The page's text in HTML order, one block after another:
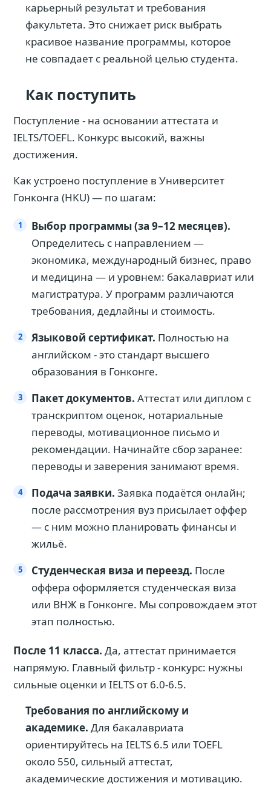
карьерный результат и требования
факультета. Это снижает риск выбрать
красивое название программы, которое
не совпадает с реальной целью студента.
Как поступить
Поступление - на основании аттестата и
IELTS/TOEFL. Конкурс высокий, важны
достижения.
Как устроено поступление в Университет
Гонконга (HKU) — по шагам:
Выбор программы (за 9–12 месяцев).
Определитесь с направлением —
экономика, международный бизнес, право
и медицина — и уровнем: бакалавриат или
магистратура. У программ различаются
требования, дедлайны и стоимость.
Языковой сертификат. Полностью на
английском - это стандарт высшего
образования в Гонконге.
Пакет документов. Аттестат или диплом с
транскриптом оценок, нотариальные
переводы, мотивационное письмо и
рекомендации. Начинайте сбор заранее:
переводы и заверения занимают время.
Подача заявки. Заявка подаётся онлайн;
после рассмотрения вуз присылает оффер
— с ним можно планировать финансы и
жильё.
Студенческая виза и переезд. После
оффера оформляется студенческая виза
или ВНЖ в Гонконге. Мы сопровождаем этот
этап полностью.
После 11 класса. Да, аттестат принимается
напрямую. Главный фильтр - конкурс: нужны
сильные оценки и IELTS от 6.0-6.5.
Требования по английскому и
академике. Для бакалавриата
ориентируйтесь на IELTS 6.5 или TOEFL
около 550, сильный аттестат,
академические достижения и мотивацию.